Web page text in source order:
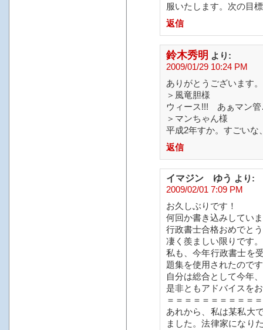
服いたします。次の目
返信
鈴木秀明 より:
2009/01/29 10:24 PM
ありがとうございます
＞風竜胆様
ウィース!!! あぁマン
＞マンちゃん様
平成2年すか。すごい
返信
イマジン ゆう より:
2009/02/01 7:09 PM
お久しぶりです！
何回か書き込みしてい
行政書士合格おめでと
凄く羨ましい限りです。
私も、今年行政書士を
題集を使用されたので
自分は総合として今年
是非ともアドバイスを
＝＝＝＝＝＝＝＝＝＝
あれから、私は某私大
ました。法律家になり